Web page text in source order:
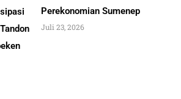
Perekonomian Sumenep
Juli 23, 2026